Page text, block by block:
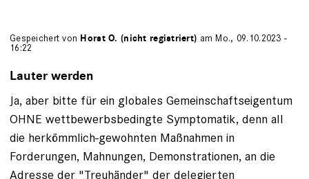
Gespeichert von Horst O. (nicht registriert) am Mo., 09.10.2023 -
16:22
Lauter werden
Ja, aber bitte für ein globales Gemeinschaftseigentum
OHNE wettbewerbsbedingte Symptomatik, denn all
die herkömmlich-gewohnten Maßnahmen in
Forderungen, Mahnungen, Demonstrationen, an die
Adresse der "Treuhänder" der delegierten